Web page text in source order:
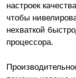
настроек
чтобы
нехваткой
процессора.